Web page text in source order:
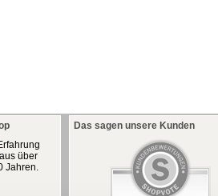
Das sagen unsere Kunden